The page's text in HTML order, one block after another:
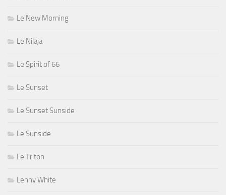
Le New Morning
Le Nilaja
Le Spirit of 66
Le Sunset
Le Sunset Sunside
Le Sunside
Le Triton
Lenny White